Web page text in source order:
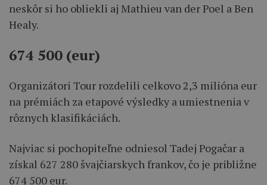
neskôr si ho obliekli aj Mathieu van der Poel a Ben
Healy.
674 500 (eur)
Organizátori Tour rozdelili celkovo 2,3 milióna eur
na prémiách za etapové výsledky a umiestnenia v
rôznych klasifikáciách.
Najviac si pochopiteľne odniesol Tadej Pogačar a
získal 627 280 švajčiarskych frankov, čo je približne
674 500 eur.